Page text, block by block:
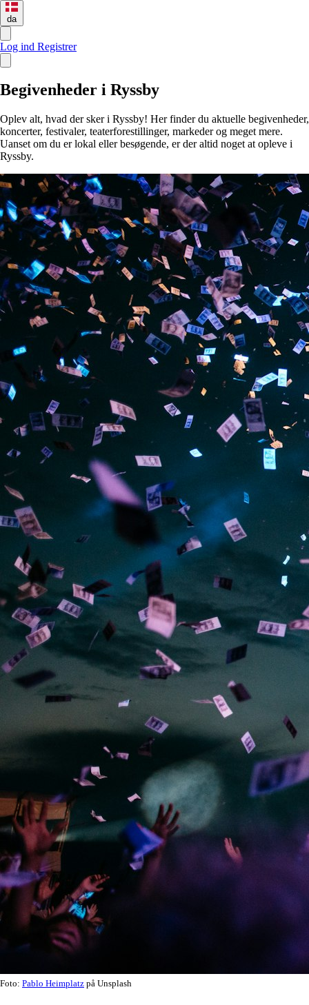
da
Log ind Registrer
Begivenheder i Ryssby
Oplev alt, hvad der sker i Ryssby! Her finder du aktuelle begivenheder,
koncerter, festivaler, teaterforestillinger, markeder og meget mere.
Uanset om du er lokal eller besøgende, er der altid noget at opleve i
Ryssby.
Foto: Pablo Heimplatz på Unsplash